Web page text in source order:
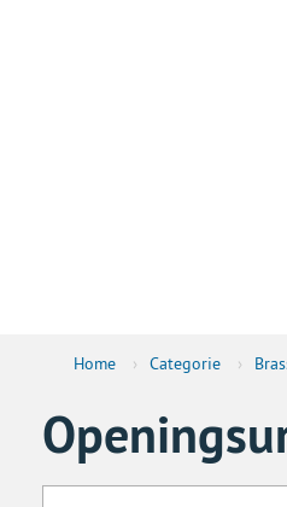
Home › Categorie ›